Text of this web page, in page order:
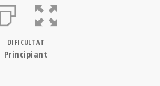
DIFICULTAT
Principiant